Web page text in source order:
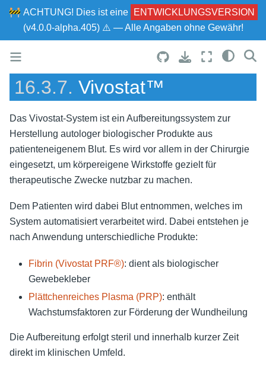
🚧 ACHTUNG! Dies ist eine
ENTWICKLUNGSVERSION
(v4.0.0-alpha.405) ⚠ — Alle Angaben ohne Gewähr!
16.3.7. Vivostat™
Das Vivostat-System ist ein Aufbereitungssystem zur
Herstellung autologer biologischer Produkte aus
patienteneigenem Blut. Es wird vor allem in der Chirurgie
eingesetzt, um körpereigene Wirkstoffe gezielt für
therapeutische Zwecke nutzbar zu machen.
Dem Patienten wird dabei Blut entnommen, welches im
System automatisiert verarbeitet wird. Dabei entstehen je
nach Anwendung unterschiedliche Produkte:
Fibrin (Vivostat PRF®): dient als biologischer
Gewebekleber
Plättchenreiches Plasma (PRP): enthält
Wachstumsfaktoren zur Förderung der Wundheilung
Die Aufbereitung erfolgt steril und innerhalb kurzer Zeit
direkt im klinischen Umfeld.